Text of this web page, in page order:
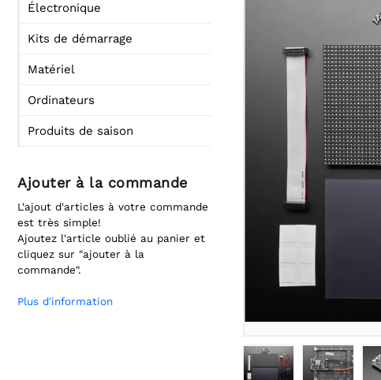
Électronique
Kits de démarrage
Matériel
Ordinateurs
Produits de saison
Ajouter à la commande
L'ajout d'articles à votre commande
est très simple!
Ajoutez l'article oublié au panier et
cliquez sur "ajouter à la
commande".
Plus d'information